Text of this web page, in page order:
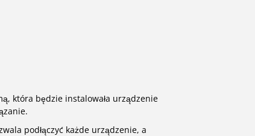
która będzie instalowała urządzenie
podłączyć każde urządzenie, a